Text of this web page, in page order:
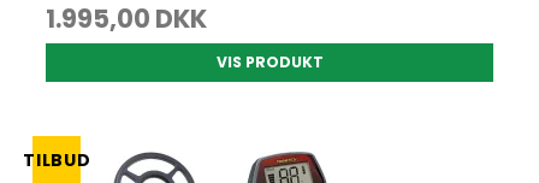
1.995,00 DKK
VIS PRODUKT
TILBUD